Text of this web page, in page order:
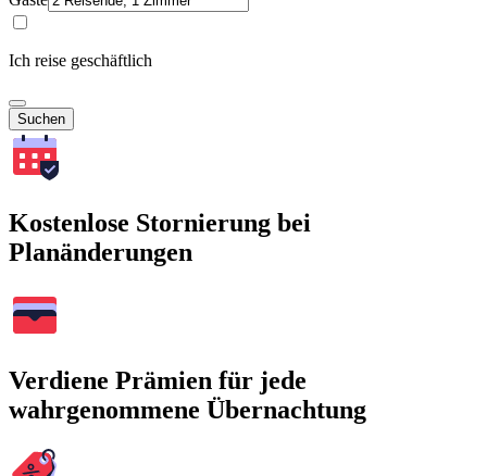
Ich reise geschäftlich
Suchen
Kostenlose Stornierung bei
Planänderungen
Verdiene Prämien für jede
wahrgenommene Übernachtung